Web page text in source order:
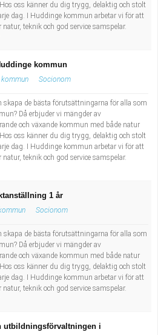
o specialavd. o mottagning
oss känner du dig trygg, delaktig och stolt
dag. I Huddinge kommun arbetar vi för att
teknik och god service samspelar.
kommun
kommun Socionom
skapa de bästa förutsättningarna för alla som
Då erbjuder vi mängder av
och växande kommun med både natur
oss känner du dig trygg, delaktig och stolt
dag. I Huddinge kommun arbetar vi för att
teknik och god service samspelar.
1 år
Socionom
skapa de bästa förutsättningarna för alla som
Då erbjuder vi mängder av
och växande kommun med både natur
oss känner du dig trygg, delaktig och stolt
dag. I Huddinge kommun arbetar vi för att
teknik och god service samspelar.
utbildningsförvaltningen i